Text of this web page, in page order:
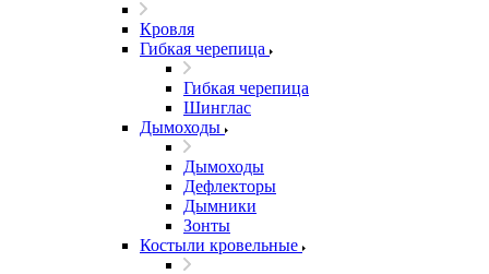
Кровля
Гибкая черепица
Гибкая черепица
Шинглас
Дымоходы
Дымоходы
Дефлекторы
Дымники
Зонты
Костыли кровельные